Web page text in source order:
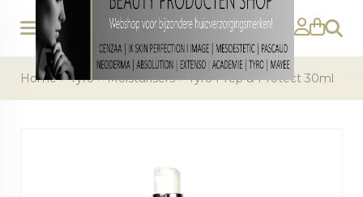
Home>Tyro>Moisturisers>Tyro Prep & Protect 30ml